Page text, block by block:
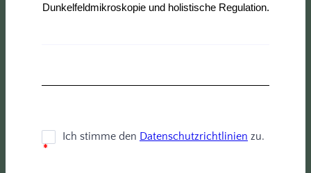
Dunkelfeldmikroskopie und holistische Regulation.